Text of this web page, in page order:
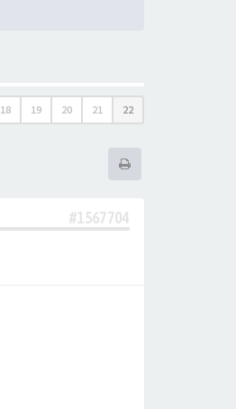
18 19 20 21 22
#1567704